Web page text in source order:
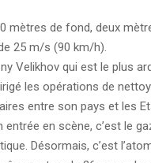
mètres de fond, deux
25 m/s (90 km/h).
Velikhov qui est le plus
les opérations de
entre son pays et les
en scène, c’est le
Désormais, c’est